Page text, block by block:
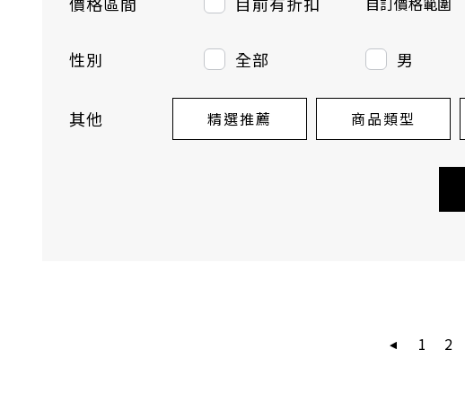
性別 全部 男
其他 精選推薦 商品類型
1 2